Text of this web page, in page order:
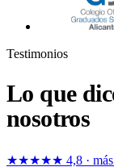
Testimonios
Lo que
nosotros
★★★★★ 4,8 ·